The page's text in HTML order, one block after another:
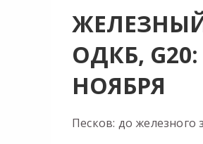
ОДКБ,
НОЯБРЯ
Песков: до железного